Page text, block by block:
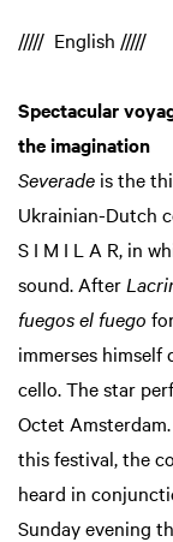
///// English /////
Spectacular
the imagination
Severade is the
Ukrainian-Dutch
S I M I L A R, in
sound. After
fuegos el fuego
immerses
cello. The star
Octet
this festival, the
heard in
Sunday evening